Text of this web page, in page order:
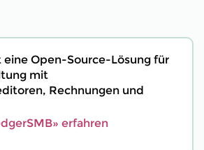
eine Open-Source-Lösung für
mit
Rechnungen und
erfahren